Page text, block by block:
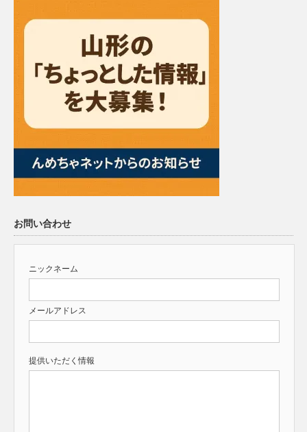
お問い合わせ
ニックネーム
メールアドレス
提供いただく情報